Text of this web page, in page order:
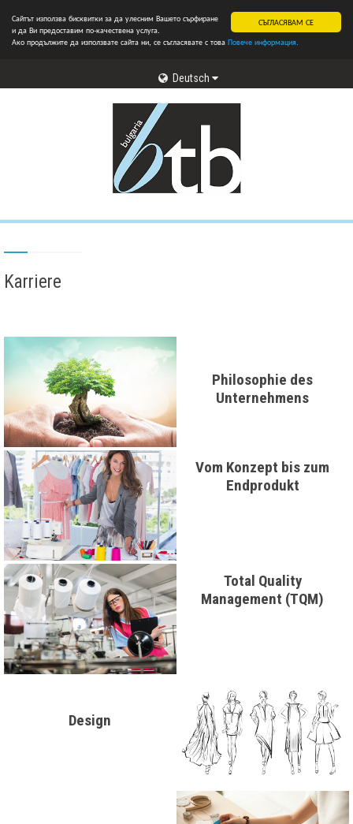
СЪГЛАСЯВАМ СЕ
Сайтът използва бисквитки за да улесним Вашето сърфиране
и да Ви предоставим по-качествена услуга.
Ако продължите да използвате сайта ни, се съгласявате с това Повече информация.
Deutsch
Karriere
Philosophie des
Unternehmens
Vom Konzept bis zum
Endprodukt
Total Quality
Management (TQM)
Design